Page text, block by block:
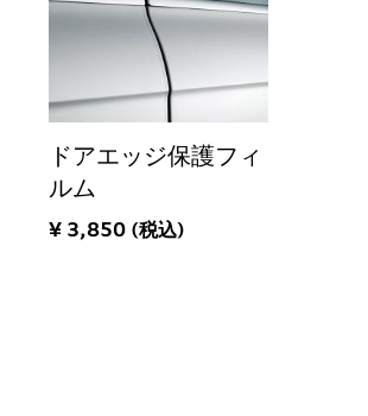
ドアエッジ保護フィ
ルム
¥ 3,850 (税込)